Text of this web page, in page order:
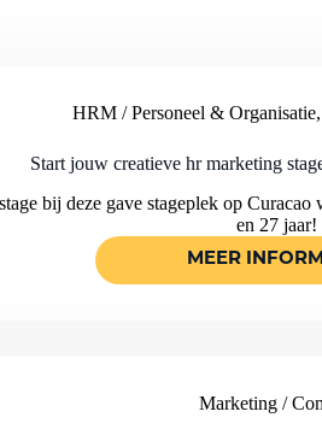
HRM / Personeel & Organisatie,
Start jouw creatieve hr marketing
bij deze gave stageplek op
en 27 jaar!
MEER
BIJ
Marketing /